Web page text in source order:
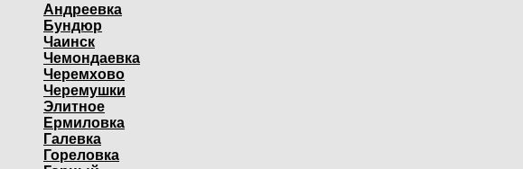
Андреевка
Бундюр
Чаинск
Чемондаевка
Черемхово
Черемушки
Элитное
Ермиловка
Галевка
Гореловка